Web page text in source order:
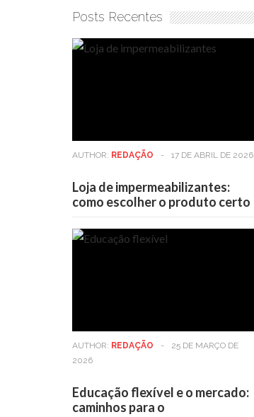
Posts Recentes
AUTHOR: REDAÇÃO - 17 DE ABRIL DE 2026
Loja de impermeabilizantes:
como escolher o produto certo
AUTHOR: REDAÇÃO -
25 DE MARÇO DE
2026
Educação flexível e o mercado:
caminhos para o